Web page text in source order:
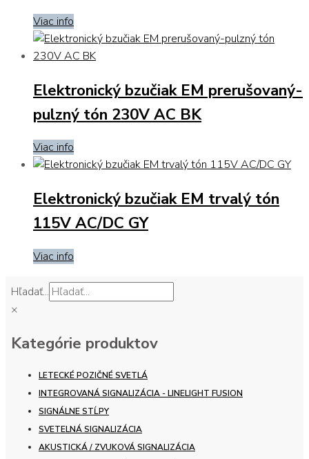
Viac info
Elektronický bzučiak EM prerušovaný-
pulzný tón 230V AC BK
Viac info
Elektronický bzučiak EM trvalý tón
115V AC/DC GY
Viac info
Hľadať...
×
Kategórie produktov
LETECKÉ POZIČNÉ SVETLÁ
INTEGROVANÁ SIGNALIZÁCIA - LINELIGHT FUSION
SIGNÁLNE STĹPY
SVETELNÁ SIGNALIZÁCIA
AKUSTICKÁ / ZVUKOVÁ SIGNALIZÁCIA